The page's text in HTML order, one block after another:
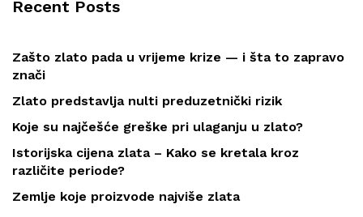
Recent Posts
Zašto zlato pada u vrijeme krize — i šta to zapravo
znači
Zlato predstavlja nulti preduzetnički rizik
Koje su najčešće greške pri ulaganju u zlato?
Istorijska cijena zlata – Kako se kretala kroz
različite periode?
Zemlje koje proizvode najviše zlata